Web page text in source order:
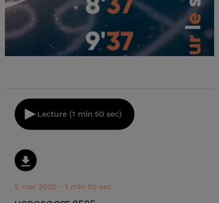
Lecture (1 min 50 sec)
5 mai 2025 - 1 min 50 sec